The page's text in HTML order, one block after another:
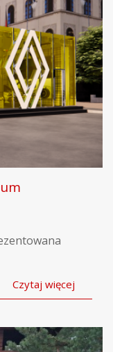
Czytaj więcej